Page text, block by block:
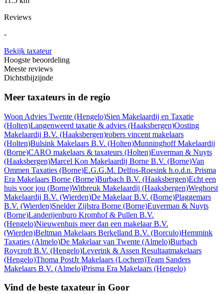
Reviews
-
Bekijk taxateur
Hoogste beoordeling
Meeste reviews
Dichtstbijzijnde
Meer taxateurs in de regio
Woon Advies Twente (Hengelo)Sien Makelaardij en Taxatie
(Holten)Langenweerd taxatie & advies (Haaksbergen)Oosting
Makelaardij B.V. (Haaksbergen)robers vincent makelaars
(Holten)Bulsink Makelaars B.V. (Holten)Munninghoff Makelaardij
(Borne)CARO makelaars & taxateurs (Holten)Euverman & Nuyts
(Haaksbergen)Marcel Kon Makelaardij Borne B.V. (Borne)Van
Ommen Taxaties (Borne)E.G.G.M. Delfos-Roesink h.o.d.n. Prisma
Era Makelaars Borne (Borne)Burbach B.V. (Haaksbergen)Echt een
huis voor jou (Borne)Witbreuk Makelaardij (Haaksbergen)Weghorst
Makelaardij B.V. (Wierden)De Makelaar B.V. (Borne)Plaggemars
B.V. (Wierden)Snelder Zijlstra Borne (Borne)Euverman & Nuyts
(Borne)Landerijenburo Kromhof & Pullen B.V.
(Hengelo)Nieuwenhuis meer dan een makelaar B.V.
(Wierden)Beltman Makelaars Berkelland B.V. (Borculo)Hemmink
Taxaties (Almelo)De Makelaar van Twente (Almelo)Burbach
Roycroft B.V. (Hengelo)Leverink & Assen Resultaatmakelaars
(Hengelo)Thoma PostJr Makelaars (Lochem)Team Sanders
Makelaars B.V. (Almelo)Prisma Era Makelaars (Hengelo)
Vind de beste taxateur in Goor